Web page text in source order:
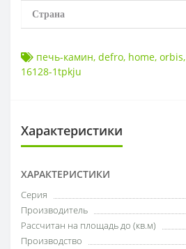
Страна
печь-камин, defro, home, orbis,
16128-1tpkju
Характеристики
ХАРАКТЕРИСТИКИ
Серия
Производитель
Рассчитан на площадь до (кв.м)
Производство